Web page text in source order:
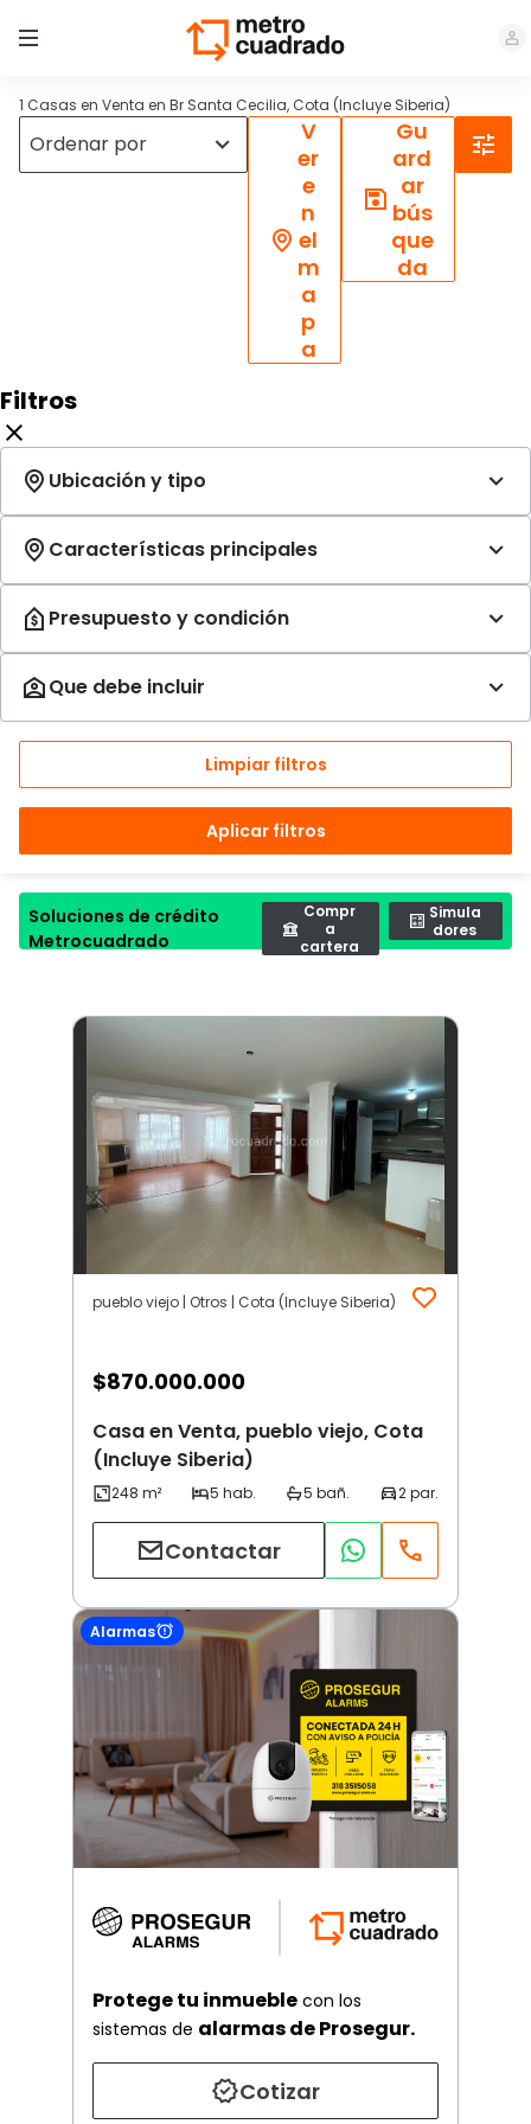
1 Casas en Venta en Br Santa Cecilia, Cota (Incluye Siberia)
V
er
e
n
el
m
a
p
a
Gu
ard
ar
bús
que
da
Filtros
Limpiar filtros
Aplicar filtros
Soluciones de crédito
Metrocuadrado
Compr
a
cartera
Simula
dores
pueblo viejo | Otros | Cota (Incluye Siberia)
$870.000.000
Casa en Venta, pueblo viejo, Cota
(Incluye Siberia)
Contactar
Alarmas
Protege tu inmueble con los
sistemas de alarmas de Prosegur.
Cotizar